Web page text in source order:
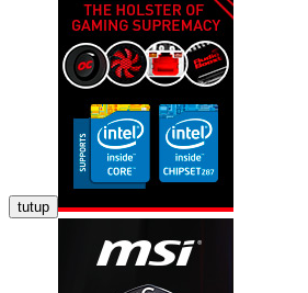
tutup